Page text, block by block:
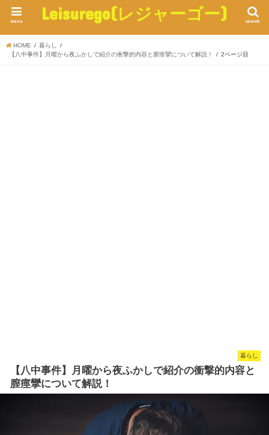
Leisurego(レジャーゴー) search
menu
HOME
暮らし
【八中事件】月曜から夜ふかしで紹介の衝撃的内容と膣痙攣について解説！
2ページ目
暮らし
【八中事件】月曜から夜ふかしで紹介の衝撃的内容と
膣痙攣について解説！